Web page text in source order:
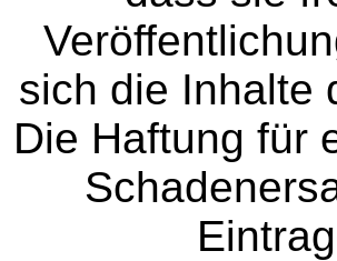
sich die Inhalte
Die Haftung für